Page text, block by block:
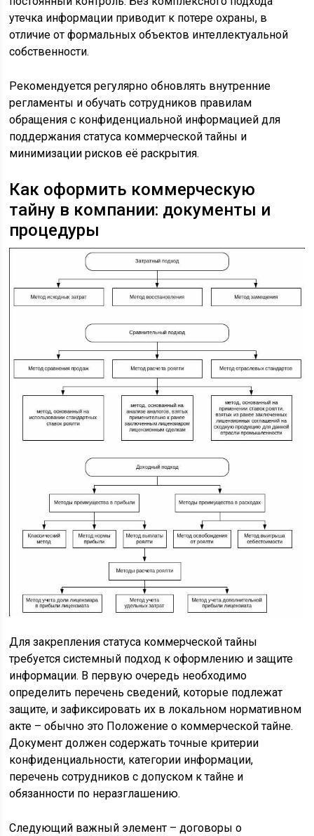
утечка информации приводит к потере охраны, в
отличие от формальных объектов интеллектуальной
собственности.
Рекомендуется регулярно обновлять внутренние
регламенты и обучать сотрудников правилам
обращения с конфиденциальной информацией для
поддержания статуса коммерческой тайны и
минимизации рисков её раскрытия.
Как оформить коммерческую
тайну в компании: документы и
процедуры
Для закрепления статуса коммерческой тайны
требуется системный подход к оформлению и защите
информации. В первую очередь необходимо
определить перечень сведений, которые подлежат
защите, и зафиксировать их в локальном нормативном
акте – обычно это Положение о коммерческой тайне.
Документ должен содержать точные критерии
конфиденциальности, категории информации,
перечень сотрудников с допуском к тайне и
обязанности по неразглашению.
Следующий важный элемент – договоры о